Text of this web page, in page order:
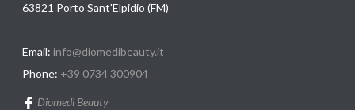
63821 Porto Sant'Elpidio (FM)
Email: info@diomedibeauty.it
Phone: +39 0734 300904
Diomedi Beauty